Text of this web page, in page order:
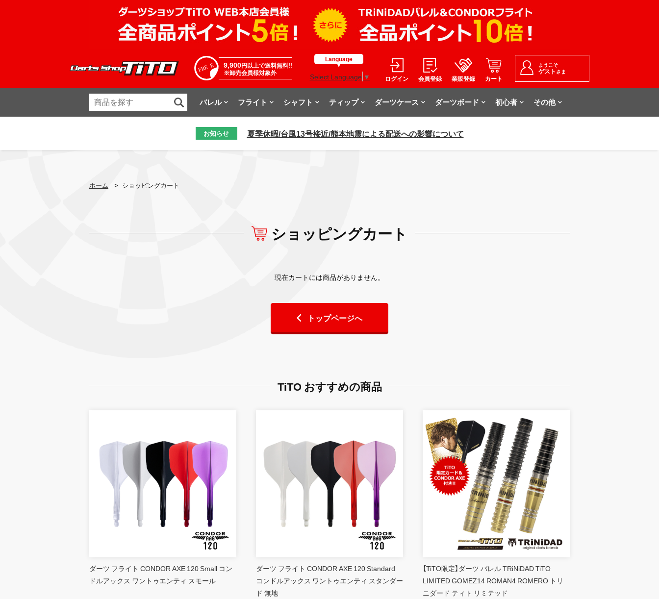
9,900円以上で送料無料!!
※卸売会員様対象外
Language
Select Language ▼ ログイン 会員登録 業販登録 カート
ようこそ
ゲスト さま
バレル フライト シャフト ティップ ダーツケース ダーツボード 初心者 その他
お知らせ 夏季休暇/台風13号接近/熊本地震による配送への影響について
ホーム > ショッピングカート
ショッピングカート
現在カートには商品がありません。
トップページへ
TiTO おすすめの商品
ダーツ フライト CONDOR AXE 120 Small コン
ドルアックス ワントゥエンティ スモール
ダーツ フライト CONDOR AXE 120 Standard
コンドルアックス ワントゥエンティ スタンダー
ド 無地
【TiTO限定】ダーツ バレル TRiNiDAD TiTO
LIMITED GOMEZ14 ROMAN4 ROMERO トリ
ニダード ティト リミテッド